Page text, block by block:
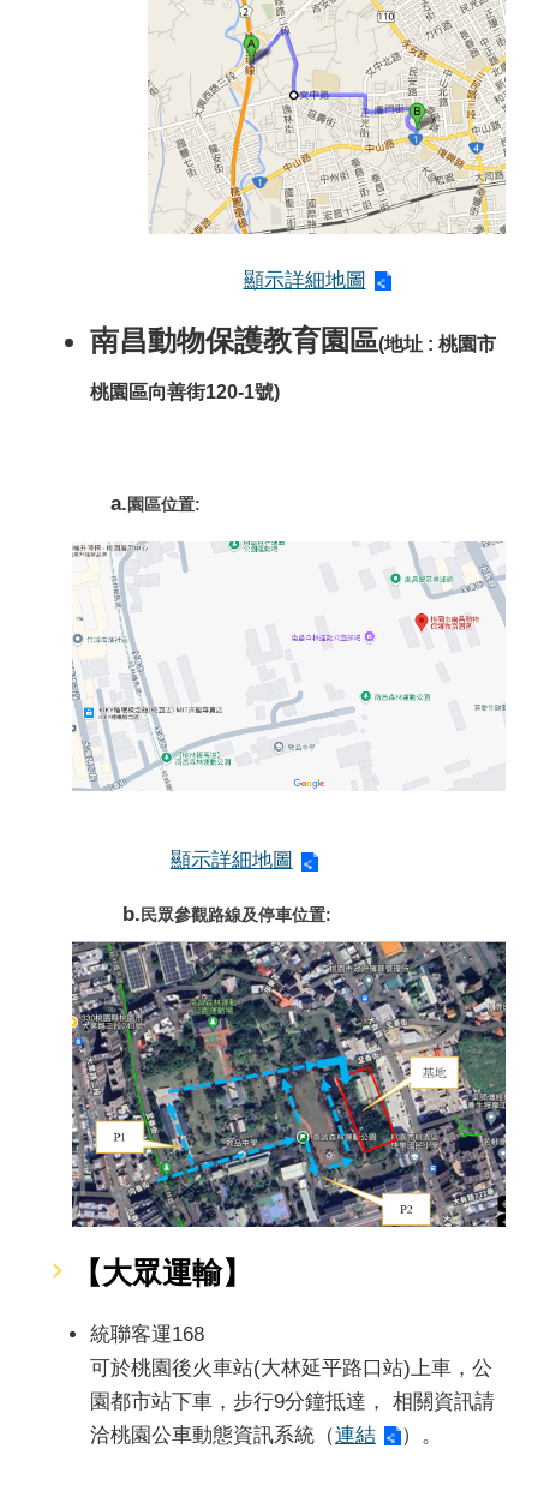
顯示詳細地圖
南昌動物保護教育園區(地址 : 桃園市
桃園區向善街120-1號)
a.園區位置:
顯示詳細地圖
b.民眾參觀路線及停車位置:
【大眾運輸】
統聯客運168
可於桃園後火車站(大林延平路口站)上車，公
園都市站下車，步行9分鐘抵達， 相關資訊請
洽桃園公車動態資訊系統（連結 ）。